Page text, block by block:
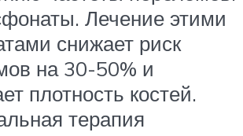
Лечение этими
снижает риск
на 30-50% и
плотность костей.
терапия